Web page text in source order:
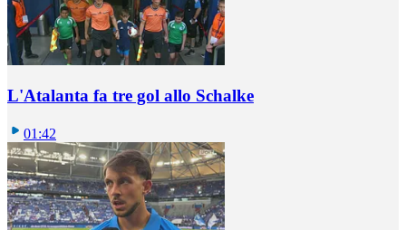
L'Atalanta fa tre gol allo Schalke
01:42